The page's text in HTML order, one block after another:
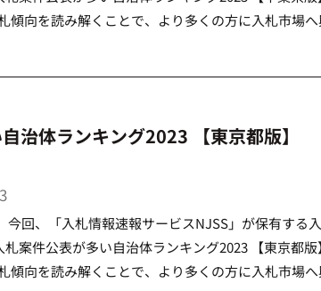
傾向を読み解くことで、より多くの方に入札市場
治体ランキング2023 【東京都版】
今回、「入札情報速報サービスNJSS」が保有する
案件公表が多い自治体ランキング2023 【東京都
傾向を読み解くことで、より多くの方に入札市場